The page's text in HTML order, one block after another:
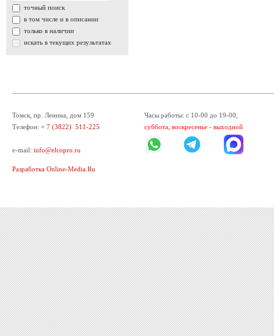
точный поиск
в том числе и в описании
только в наличии
искать в текущих результатах
Томск, пр. Ленина, дом 159
Телефон: + 7 (3822) 511-225
e-mail: info@elcopro.ru
Часы работы: с 10-00 до 19-00,
суббота, воскресенье - выходной
Разработка Online-Media.Ru